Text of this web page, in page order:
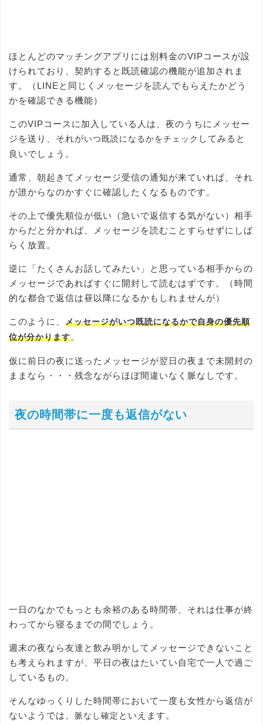
ほとんどのマッチングアプリには別料金のVIPコースが設
けられており、契約すると既読確認の機能が追加されま
す。（LINEと同じくメッセージを読んでもらえたかどう
かを確認できる機能）
このVIPコースに加入している人は、夜のうちにメッセー
ジを送り、それがいつ既読になるかをチェック してみると
良いでしょう。
通常、朝起きてメッセージ受信の通知が来ていれば、それ
が誰からなのかすぐに確認したくなるものです。
その上で優先順位が低い（急いで返信する気がない）相手
からだと分かれば、メッセージを読むことすらせずにしば
らく放置。
逆に「たくさんお話してみたい」と思っている相手からの
メッセージであればすぐに開封して読むはずです。（時間
的な都合で返信は昼以降になるかもしれませんが）
このように、 メッセージがいつ既読になるかで自身の優先順
位が分かります。
仮に前日の夜に送ったメッセージが翌日の夜まで未開封の
ままなら・・・残念ながらほぼ間違いなく脈なしです。
夜の時間帯に一度も返信がない
一日のなかでもっとも余裕のある時間帯、それは仕事が終
わってから寝るまでの間でしょう。
週末の夜なら友達と飲み明かしてメッセージできないこと
も考えられますが、平日の夜はたいてい自宅で一人で過ご
しているもの。
そんなゆっくりした時間帯において一度も女性から返信が
ないようでは、 脈なし確定 といえます。